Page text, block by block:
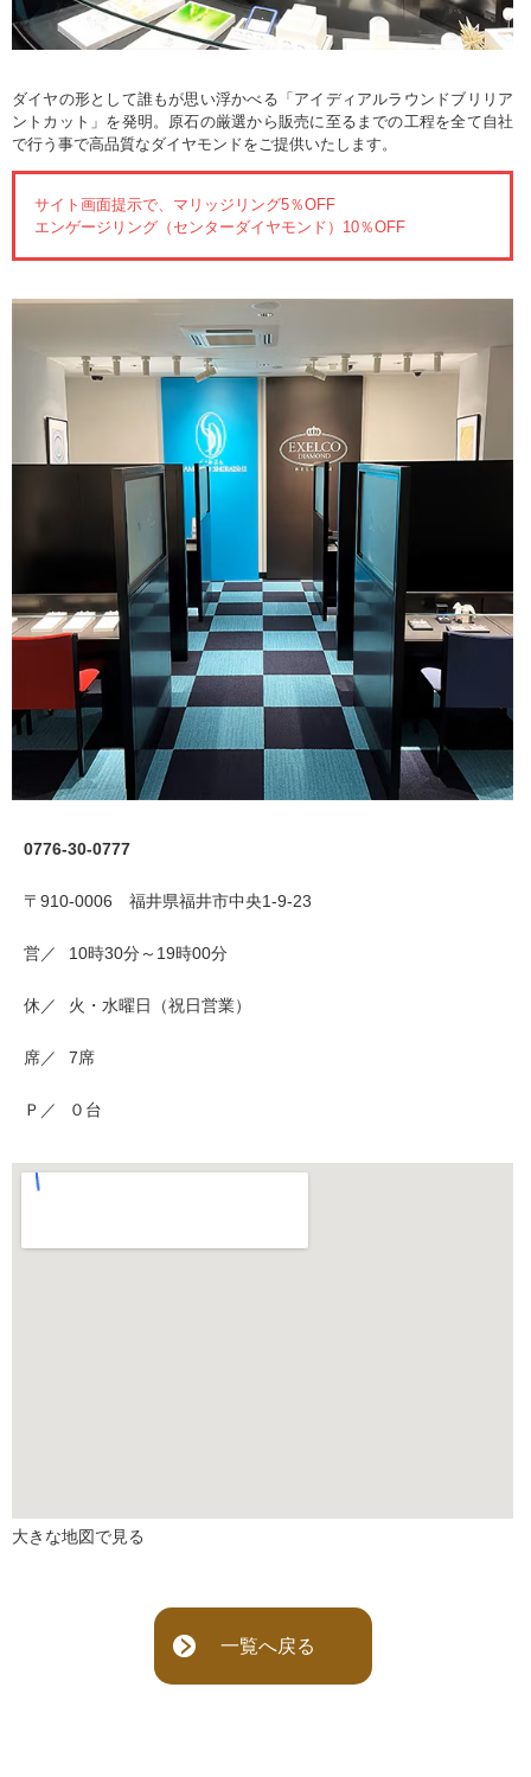
ダイヤの形として誰もが思い浮かべる「アイディアルラウンドブリリア
ントカット」を発明。原石の厳選から販売に至るまでの工程を全て自社
で行う事で高品質なダイヤモンドをご提供いたします。
サイト画面提示で、マリッジリング5％OFF
エンゲージリング（センターダイヤモンド）10％OFF
0776-30-0777
〒910-0006 福井県福井市中央1-9-23
営／ 10時30分～19時00分
休／ 火・水曜日（祝日営業）
席／ 7席
Ｐ／ ０台
大きな地図で見る
一覧へ戻る